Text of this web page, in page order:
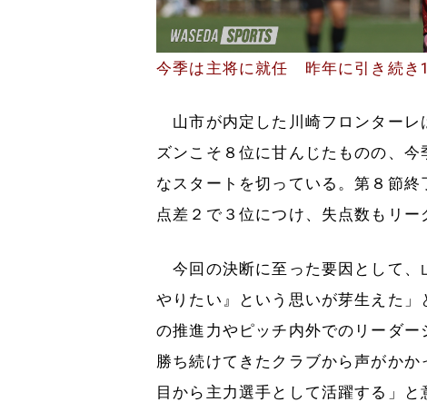
今季は主将に就任 昨年に引き続き
山市が内定した川崎フロンターレ
ズンこそ８位に甘んじたものの、
なスタートを切っている。第８節
点差２で３位につけ、失点数もリー
今回の決断に至った要因として、
やりたい』という思いが芽生えた
の推進力やピッチ内外でのリーダ
勝ち続けてきたクラブから声がか
目から主力選手として活躍する」と